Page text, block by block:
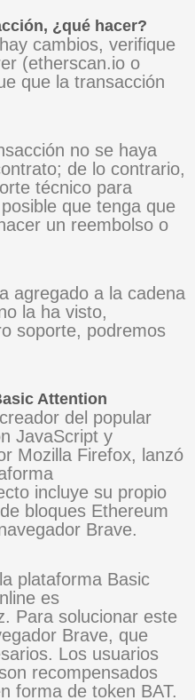
¿qué hacer?
cambios, verifique
(etherscan.io o
que la transacción
no se haya
de lo contrario,
técnico para
que tenga que
un reembolso o
agregado a la cadena
la ha visto,
soporte, podremos
Attention
del popular
JavaScript y
Mozilla Firefox, lanzó
incluye su propio
bloques Ethereum
Brave.
plataforma Basic
es
Para solucionar este
Brave, que
Los usuarios
recompensados
forma de token BAT.